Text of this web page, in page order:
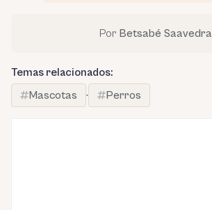
Por Betsabé Saavedra
Temas relacionados:
Mascotas
· Perros